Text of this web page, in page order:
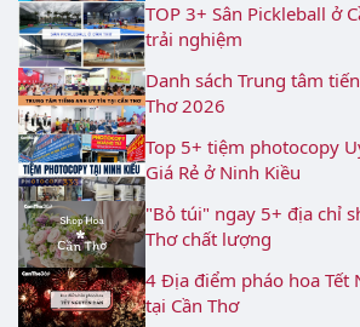
TOP 3+ Sân Pickleball ở
trải nghiệm
Danh sách Trung tâm
Thơ 2026
Top 5+ tiệm photocopy
Giá Rẻ ở Ninh Kiều
"Bỏ túi" ngay 5+ địa chỉ
Thơ chất lượng
4 Địa điểm pháo hoa Tết
tại Cần Thơ